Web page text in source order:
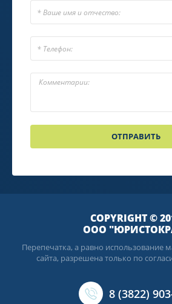
ОТПРАВИТЬ
COPYRIGHT ©
ООО
Перепечатка, а равно использование
сайта, разрешена только по
8 (3822)